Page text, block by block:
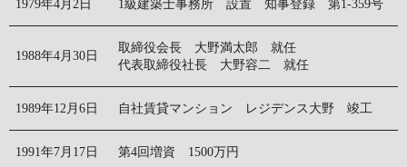
1979年4月2日 1級建築士事務所 設置 知事登録 第1-359号
1988年4月30日
取締役会長 大野満太郎 就任
代表取締役社長 大野容二 就任
1989年12月6日 自社賃貸マンション レジデンス大野 竣工
1991年7月17日 第4回増資 1500万円